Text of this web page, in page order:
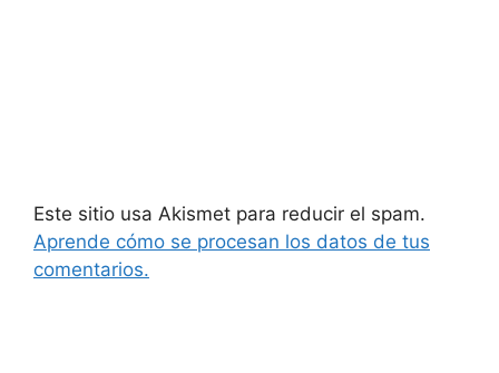
Este sitio usa Akismet para reducir el spam.
Aprende cómo se procesan los datos de tus
comentarios.